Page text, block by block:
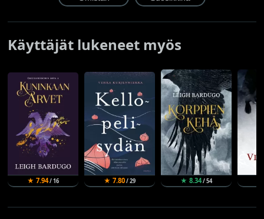
Käyttäjät lukeneet myös
★ 7.94/ 16 ★ 7.80/ 29 ★ 8.34/ 54